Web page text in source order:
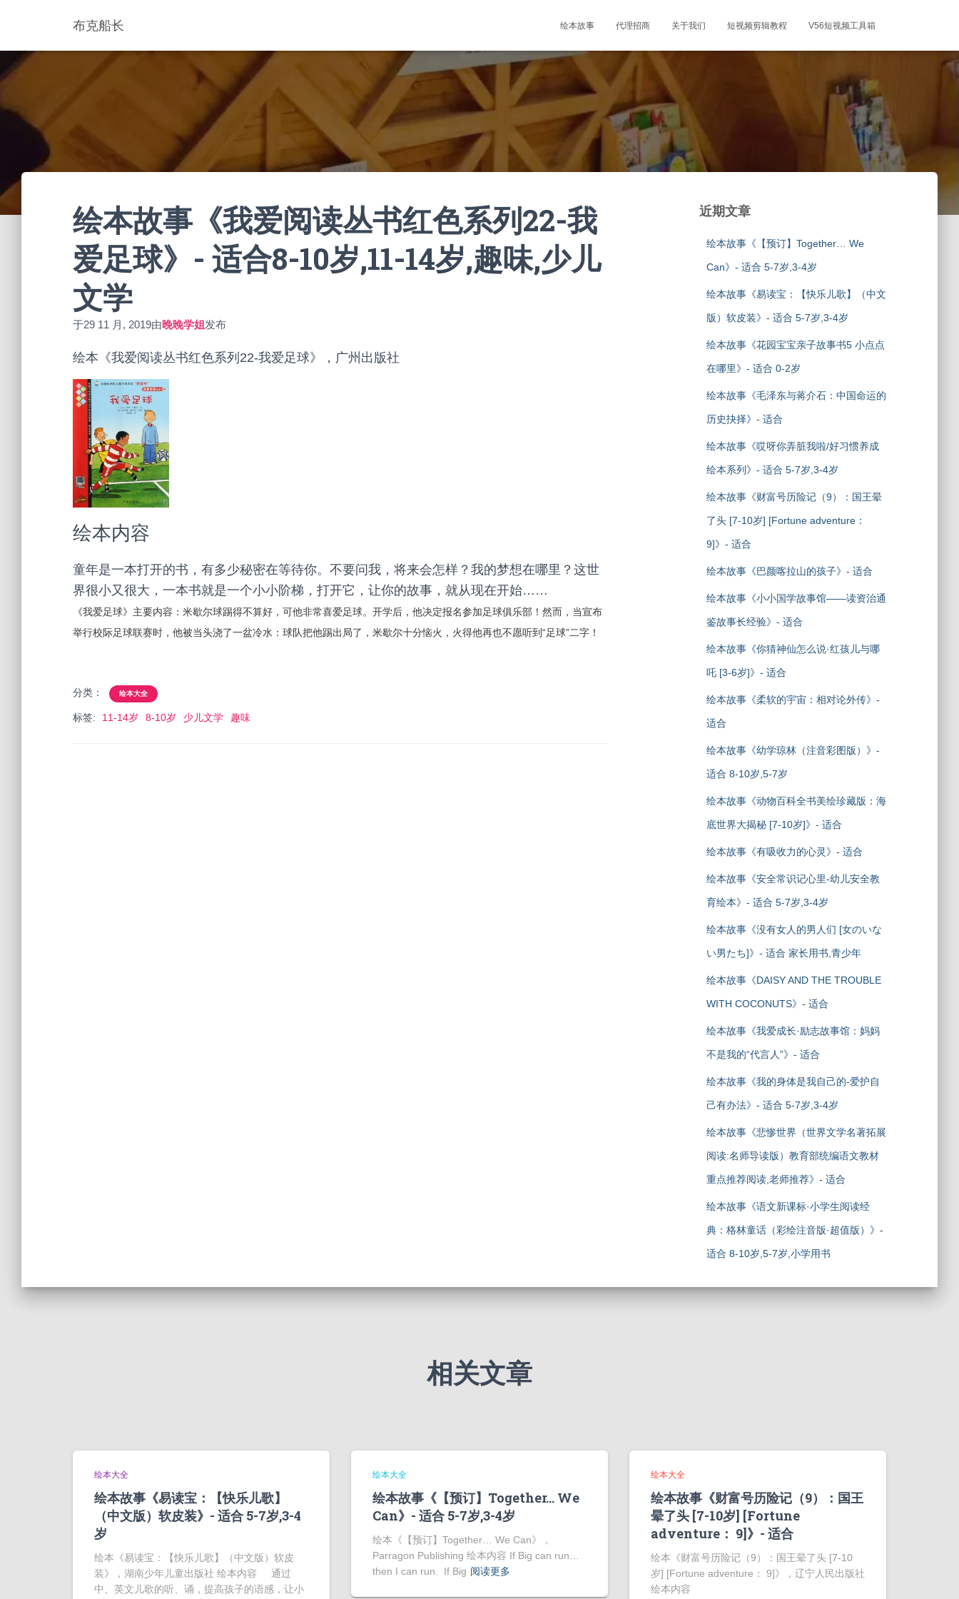
布克船长 绘本故事 代理招商 关于我们 短视频剪辑教程 V56短视频工具箱
绘本故事《我爱阅读丛书红色系列22-我
爱足球》- 适合8-10岁,11-14岁,趣味,少儿
文学
于29 11 月, 2019由晚晚学姐发布
绘本《我爱阅读丛书红色系列22-我爱足球》，广州出版社
绘本内容
童年是一本打开的书，有多少秘密在等待你。不要问我，将来会怎样？我的梦想在哪里？这世
界很小又很大，一本书就是一个小小阶梯，打开它，让你的故事，就从现在开始……
《我爱足球》主要内容：米歇尔球踢得不算好，可他非常喜爱足球。开学后，他决定报名参加足球俱乐部！然而，当宣布
举行校际足球联赛时，他被当头浇了一盆冷水：球队把他踢出局了，米歇尔十分恼火，火得他再也不愿听到“足球”二字！
分类： 绘本大全
标签: 11-14岁 8-10岁 少儿文学 趣味
近期文章
绘本故事《【预订】Together… We
Can》- 适合 5-7岁,3-4岁
绘本故事《易读宝：【快乐儿歌】（中文
版）软皮装》- 适合 5-7岁,3-4岁
绘本故事《花园宝宝亲子故事书5 小点点
在哪里》- 适合 0-2岁
绘本故事《毛泽东与蒋介石：中国命运的
历史抉择》- 适合
绘本故事《哎呀你弄脏我啦/好习惯养成
绘本系列》- 适合 5-7岁,3-4岁
绘本故事《财富号历险记（9）：国王晕
了头 [7-10岁] [Fortune adventure：
9]》- 适合
绘本故事《巴颜喀拉山的孩子》- 适合
绘本故事《小小国学故事馆——读资治通
鉴故事长经验》- 适合
绘本故事《你猜神仙怎么说·红孩儿与哪
吒 [3-6岁]》- 适合
绘本故事《柔软的宇宙：相对论外传》-
适合
绘本故事《幼学琼林（注音彩图版）》-
适合 8-10岁,5-7岁
绘本故事《动物百科全书美绘珍藏版：海
底世界大揭秘 [7-10岁]》- 适合
绘本故事《有吸收力的心灵》- 适合
绘本故事《安全常识记心里-幼儿安全教
育绘本》- 适合 5-7岁,3-4岁
绘本故事《没有女人的男人们 [女のいな
い男たち]》- 适合 家长用书,青少年
绘本故事《DAISY AND THE TROUBLE
WITH COCONUTS》- 适合
绘本故事《我爱成长·励志故事馆：妈妈
不是我的“代言人”》- 适合
绘本故事《我的身体是我自己的-爱护自
己有办法》- 适合 5-7岁,3-4岁
绘本故事《悲惨世界（世界文学名著拓展
阅读:名师导读版）教育部统编语文教材
重点推荐阅读,老师推荐》- 适合
绘本故事《语文新课标·小学生阅读经
典：格林童话（彩绘注音版·超值版）》-
适合 8-10岁,5-7岁,小学用书
相关文章
绘本大全
绘本故事《易读宝：【快乐儿歌】
（中文版）软皮装》- 适合 5-7岁,3-4
岁
绘本《易读宝：【快乐儿歌】（中文版）软皮
装》，湖南少年儿童出版社 绘本内容 通过
中、英文儿歌的听、诵，提高孩子的语感，让小
绘本大全
绘本故事《【预订】Together… We
Can》- 适合 5-7岁,3-4岁
绘本《【预订】Together… We Can》，
Parragon Publishing 绘本内容 If Big can run…
then I can run. If Big 阅读更多
绘本大全
绘本故事《财富号历险记（9）：国王
晕了头 [7-10岁] [Fortune
adventure： 9]》- 适合
绘本《财富号历险记（9）：国王晕了头 [7-10
岁] [Fortune adventure： 9]》，辽宁人民出版社
绘本内容